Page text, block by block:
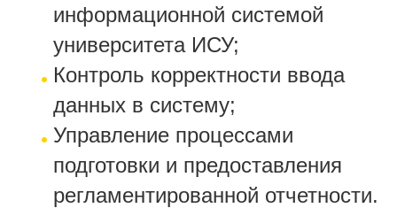
информационной системой
университета ИСУ;
Контроль корректности ввода
данных в систему;
Управление процессами
подготовки и предоставления
регламентированной отчетности.